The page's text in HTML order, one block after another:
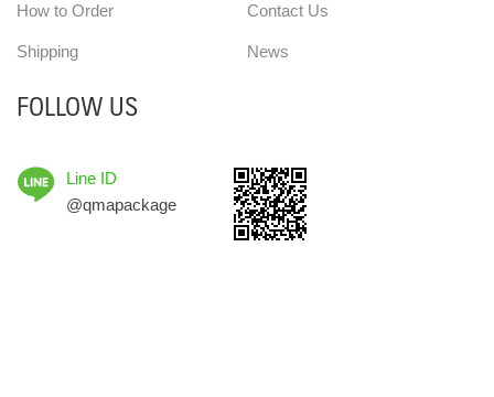
How to Order
Shipping
Contact Us
News
FOLLOW US
Line ID
@qmapackage